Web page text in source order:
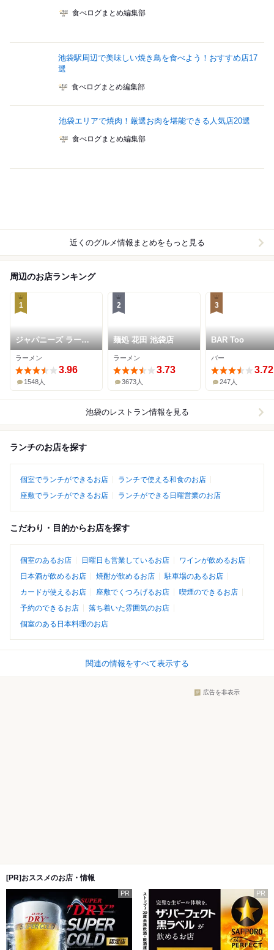
食べログまとめ編集部
池袋駅周辺で美味しい焼き鳥を食べよう！おすすめ店17
選
食べログまとめ編集部
池袋エリアで焼肉！厳選お肉を堪能できる人気店20選
食べログまとめ編集部
近くのグルメ情報まとめをもっと見る
周辺のお店ランキング
1
ジャパニーズ ラーメ
ン 五感
ラーメン
3.96
1548人
2
麺処 花田 池袋店
ラーメン
3.73
3673人
3
BAR Too
バー
3.72
247人
池袋のレストラン情報を見る
ランチのお店を探す
個室でランチができるお店
ランチで使える和食のお店
座敷でランチができるお店
ランチができる日曜営業のお店
こだわり・目的からお店を探す
個室のあるお店 日曜日も営業しているお店
ワインが飲めるお店
日本酒が飲めるお店
焼酎が飲めるお店
駐車場のあるお店
カードが使えるお店
座敷でくつろげるお店
喫煙のできるお店
予約のできるお店
落ち着いた雰囲気のお店
個室のある日本料理のお店
関連の情報をすべて表示する
広告を非表示
[PR]おススメのお店・情報
PR PR